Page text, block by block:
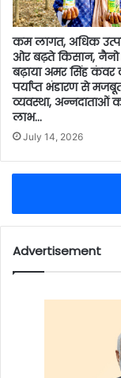
कम लागत, अधिक
ओर बढ़ते किसान, नैनो
बढ़ाया अमर सिंह कंवर
पर्याप्त भंडारण से
व्यवस्था, अन्नदाताओं
लाभ…
July 14, 2026
Advertisement